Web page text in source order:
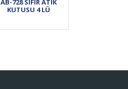
AB-728 SIFIR ATIK
KUTUSU 4 LÜ